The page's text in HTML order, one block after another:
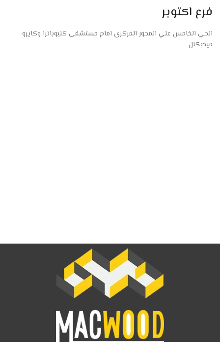
فرع اكتوبر
الحي الخامس علي المحور المركزي امام مستشفى كليوباترا وكايرو
ميديكال